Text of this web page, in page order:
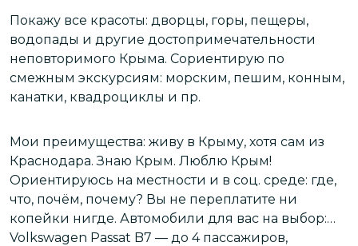
Покажу все красоты: дворцы, горы, пещеры,
водопады и другие достопримечательности
неповторимого Крыма. Сориентирую по
смежным экскурсиям: морским, пешим, конным,
канатки, квадроциклы и пр.
Мои преимущества: живу в Крыму, хотя сам из
Краснодара. Знаю Крым. Люблю Крым!
Ориентируюсь на местности и в соц. среде: где,
что, почём, почему? Вы не переплатите ни
копейки нигде. Автомобили для вас на выбор:
Volkswagen Passat B7 — до 4 пассажиров,